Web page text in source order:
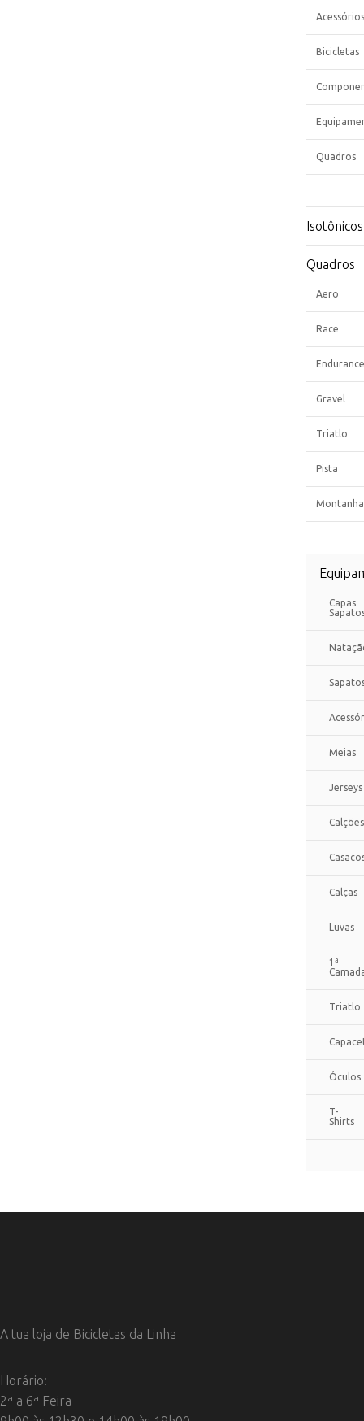
Acessórios
Bicicletas
Quadros
Isotônicos
Quadros
Aero
Race
Endurance
Gravel
Triatlo
Pista
Montanha
Capas
Meias
Jerseys
Calções
Calças
Luvas
1ª
Triatlo
Óculos
T-
Shirts
A tua loja de Bicicletas da Linha
Horário:
2ª a 6ª Feira